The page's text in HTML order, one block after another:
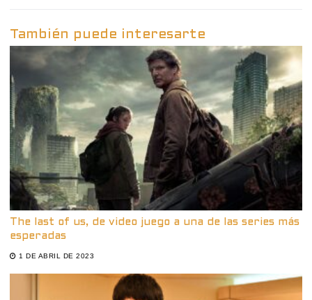
También puede interesarte
The last of us, de video juego a una de las series más
esperadas
1 DE ABRIL DE 2023